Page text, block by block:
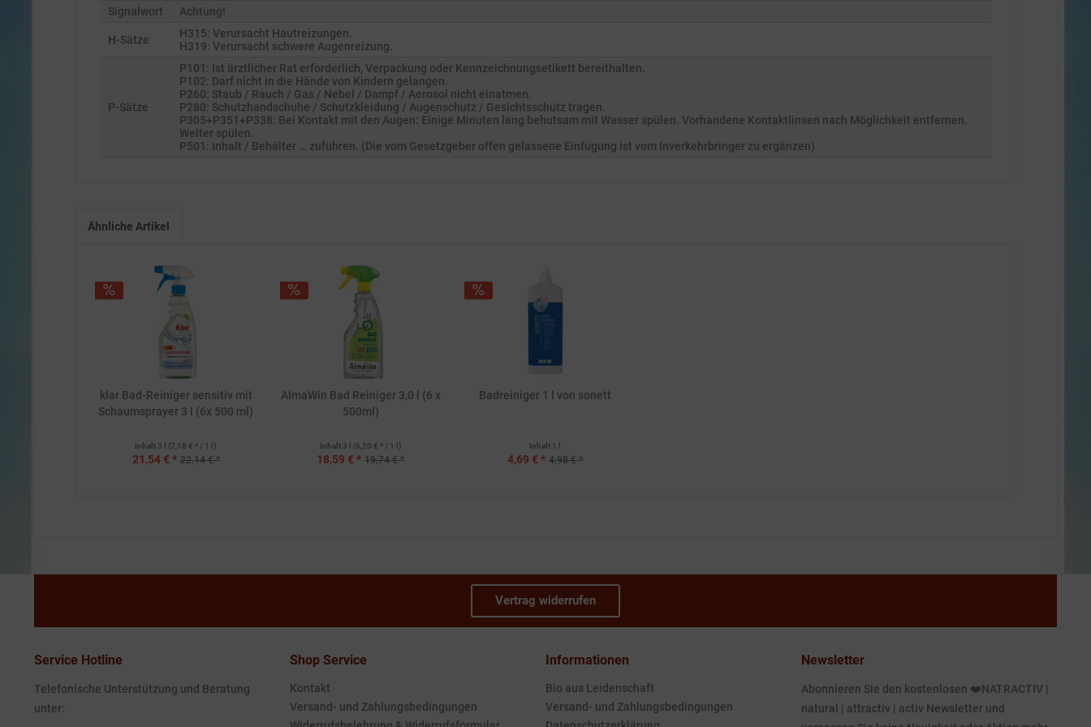
Signalwort Achtung!
H-Sätze
H315: Verursacht Hautreizungen.
H319: Verursacht schwere Augenreizung.
P-Sätze
P101: Ist ärztlicher Rat erforderlich, Verpackung oder Kennzeichnungsetikett bereithalten.
P102: Darf nicht in die Hände von Kindern gelangen.
P260: Staub / Rauch / Gas / Nebel / Dampf / Aerosol nicht einatmen.
P280: Schutzhandschuhe / Schutzkleidung / Augenschutz / Gesichtsschutz tragen.
P305+P351+P338: Bei Kontakt mit den Augen: Einige Minuten lang behutsam mit Wasser spülen. Vorhandene Kontaktlinsen nach Möglichkeit entfernen.
Weiter spülen.
P501: Inhalt / Behälter … zuführen. (Die vom Gesetzgeber offen gelassene Einfügung ist vom Inverkehrbringer zu ergänzen)
Ähnliche Artikel
klar Bad-Reiniger sensitiv mit
Schaumsprayer 3 l (6x 500 ml)
Inhalt 3 l (7,18 € * / 1 l)
21,54 € * 22,14 € *
AlmaWin Bad Reiniger 3,0 l (6 x
500ml)
Inhalt 3 l (6,20 € * / 1 l)
18,59 € * 19,74 € *
Badreiniger 1 l von sonett
Inhalt 1 l
4,69 € * 4,98 € *
Vertrag widerrufen
Service Hotline
Telefonische Unterstützung und Beratung
unter:
Shop Service
Kontakt
Versand- und Zahlungsbedingungen
Informationen
Bio aus Leidenschaft
Versand- und Zahlungsbedingungen
Newsletter
Abonnieren Sie den kostenlosen ❤️NATRACTIV |
natural | attractiv | activ Newsletter und